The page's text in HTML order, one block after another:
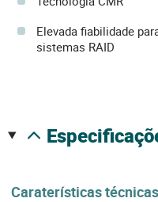
Elevada fiabilidade
sistemas RAID
Caraterísticas técnicas